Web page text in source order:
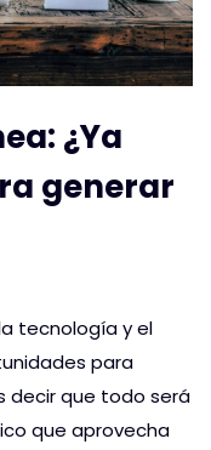
¿Ya
generar
tecnología y el
para
decir que todo será
que aprovecha